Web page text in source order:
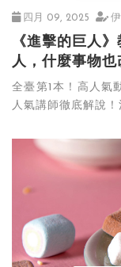
四月 09, 2025
《進擊的巨人
人，什麼事物也
全臺第1本！高人氣
人氣講師徹底解說